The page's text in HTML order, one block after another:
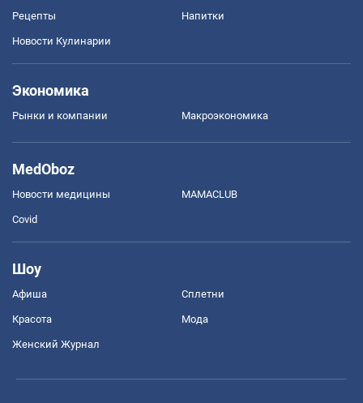
Рецепты Напитки
Новости Кулинарии
Экономика
Рынки и компании Mакроэкономика
MedOboz
Новости медицины MAMACLUB
Covid
Шоу
Афиша Сплетни
Красота Мода
Женский Журнал